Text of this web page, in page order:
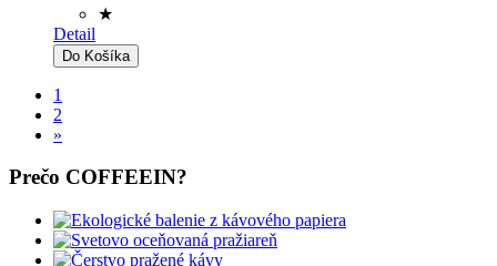
★
Detail
1
2
»
Prečo COFFEEIN?